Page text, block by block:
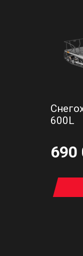
600L
690